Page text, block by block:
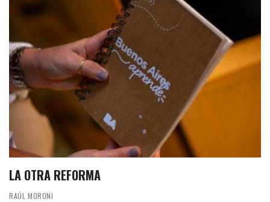
LA OTRA REFORMA
RAÚL MORONI